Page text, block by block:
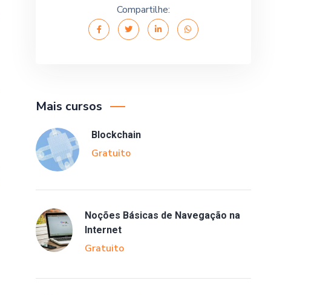
Compartilhe:
Mais cursos
Blockchain
Gratuito
Noções Básicas de Navegação na
Internet
Gratuito